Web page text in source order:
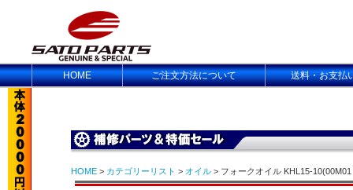
HOME ご注文方法について 送料・お支払
HOME > カテゴリーリスト > オイル > フォークオイル KHL15-